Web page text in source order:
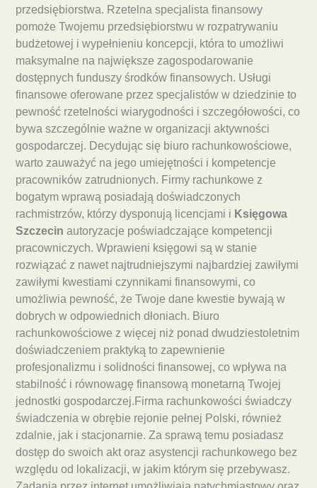
przedsiębiorstwa. Rzetelna specjalista finansowy
pomoże Twojemu przedsiębiorstwu w rozpatrywaniu
budżetowej i wypełnieniu koncepcji, która to umożliwi
maksymalne na największe zagospodarowanie
dostępnych funduszy środków finansowych. Usługi
finansowe oferowane przez specjalistów w dziedzinie to
pewność rzetelności wiarygodności i szczegółowości, co
bywa szczególnie ważne w organizacji aktywności
gospodarczej. Decydując się biuro rachunkowościowe,
warto zauważyć na jego umiejętności i kompetencje
pracowników zatrudnionych. Firmy rachunkowe z
bogatym wprawą posiadają doświadczonych
rachmistrzów, którzy dysponują licencjami i Księgowa
Szczecin autoryzacje poświadczające kompetencji
pracowniczych. Wprawieni księgowi są w stanie
rozwiązać z nawet najtrudniejszymi najbardziej zawiłymi
zawiłymi kwestiami czynnikami finansowymi, co
umożliwia pewność, że Twoje dane kwestie bywają w
dobrych w odpowiednich dłoniach. Biuro
rachunkowościowe z więcej niż ponad dwudziestoletnim
doświadczeniem praktyką to zapewnienie
profesjonalizmu i solidności finansowej, co wpływa na
stabilność i równowagę finansową monetarną Twojej
jednostki gospodarczej.Firma rachunkowości świadczy
świadczenia w obrębie rejonie pełnej Polski, również
zdalnie, jak i stacjonarnie. Za sprawą temu posiadasz
dostęp do swoich akt oraz asystencji rachunkowego bez
względu od lokalizacji, w jakim którym się przebywasz.